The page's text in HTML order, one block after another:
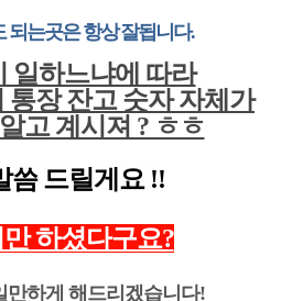
되는곳은 항상 잘됩니다.
일하느냐에 따라
통장 잔고 숫자 자체가
고 계시져 ? ㅎㅎ
씀 드릴게요 !!
하셨다구요?
만하게 해드리겠습니다!